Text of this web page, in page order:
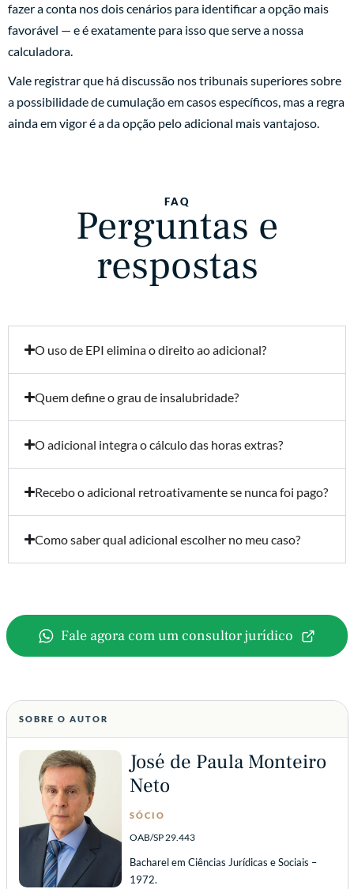
fazer a conta nos dois cenários para identificar a opção mais
favorável — e é exatamente para isso que serve a nossa
calculadora.
Vale registrar que há discussão nos tribunais superiores sobre
a possibilidade de cumulação em casos específicos, mas a regra
ainda em vigor é a da opção pelo adicional mais vantajoso.
FAQ
Perguntas e
respostas
O uso de EPI elimina o direito ao adicional?
Quem define o grau de insalubridade?
O adicional integra o cálculo das horas extras?
Recebo o adicional retroativamente se nunca foi pago?
Como saber qual adicional escolher no meu caso?
Fale agora com um consultor jurídico
SOBRE O AUTOR
José de Paula Monteiro
Neto
SÓCIO
OAB/SP 29.443
Bacharel em Ciências Jurídicas e Sociais –
1972.